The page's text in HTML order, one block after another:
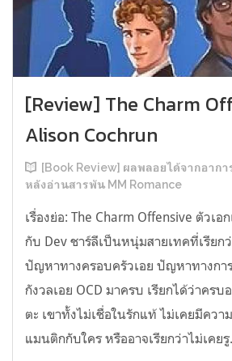
[Review] The Charm
Alison Cochrun
[Book Review] ผลพลอยได้จากอาก
หลังอ่านสารพัน MM Romance
เรื่องย่อ: The Charm Offensive ตัวเอ
กับ Dev ชาร์ลีเป็นหนุ่มสายเทคที่เรียก
ปัญหาทางครอบครัวเอย ปัญหาทางกา
กังวลเอย OCD มาครบ เรียกได้ว่าครบ
ตะ เขาทั้งไม่เชื่อในรักแท้ ไม่เคยมีควา
แมนติกกับใคร หรืออาจเรียกว่าไม่เคยรู